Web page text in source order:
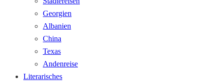
Georgien
Albanien
China
Texas
Andenreise
Literarisches